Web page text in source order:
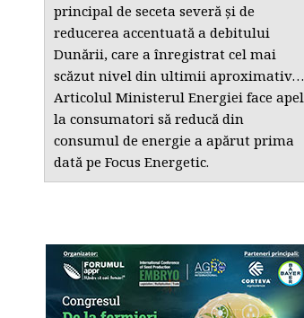
principal de seceta severă și de
reducerea accentuată a debitului
Dunării, care a înregistrat cel mai
scăzut nivel din ultimii aproximativ…
Articolul Ministerul Energiei face apel
la consumatori să reducă din
consumul de energie a apărut prima
dată pe Focus Energetic.